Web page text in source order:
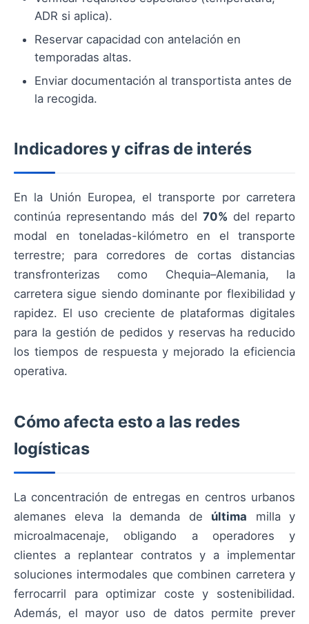
ADR si aplica).
Reservar capacidad con antelación en
temporadas altas.
Enviar documentación al transportista antes de
la recogida.
Indicadores y cifras de interés
En la Unión Europea, el transporte por carretera
continúa representando más del 70% del reparto
modal en toneladas-kilómetro en el transporte
terrestre; para corredores de cortas distancias
transfronterizas como Chequia–Alemania, la
carretera sigue siendo dominante por flexibilidad y
rapidez. El uso creciente de plataformas digitales
para la gestión de pedidos y reservas ha reducido
los tiempos de respuesta y mejorado la eficiencia
operativa.
Cómo afecta esto a las redes
logísticas
La concentración de entregas en centros urbanos
alemanes eleva la demanda de última milla y
microalmacenaje, obligando a operadores y
clientes a replantear contratos y a implementar
soluciones intermodales que combinen carretera y
ferrocarril para optimizar coste y sostenibilidad.
Además, el mayor uso de datos permite prever